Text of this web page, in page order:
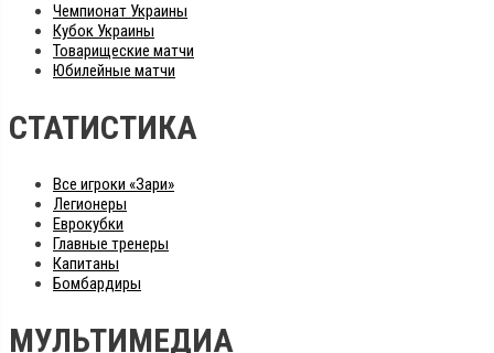
Чемпионат Украины
Кубок Украины
Товарищеские матчи
Юбилейные матчи
СТАТИСТИКА
Все игроки «Зари»
Легионеры
Еврокубки
Главные тренеры
Капитаны
Бомбардиры
МУЛЬТИМЕДИА